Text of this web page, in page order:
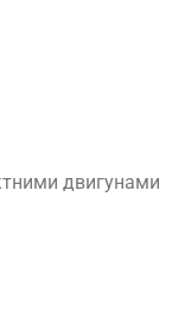
двигунами